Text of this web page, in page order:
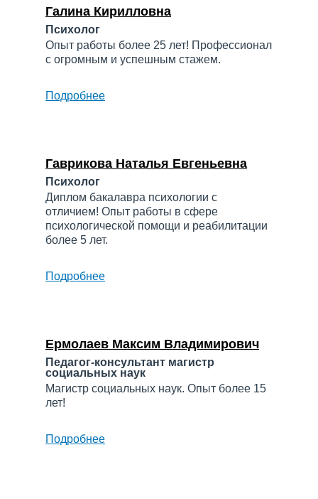
Галина Кирилловна
Психолог
Опыт работы более 25 лет! Профессионал
с огромным и успешным стажем.
Подробнее
Гаврикова Наталья Евгеньевна
Психолог
Диплом бакалавра психологии с
отличием! Опыт работы в сфере
психологической помощи и реабилитации
более 5 лет.
Подробнее
Ермолаев Максим Владимирович
Педагог-консультант магистр
социальных наук
Магистр социальных наук. Опыт более 15
лет!
Подробнее